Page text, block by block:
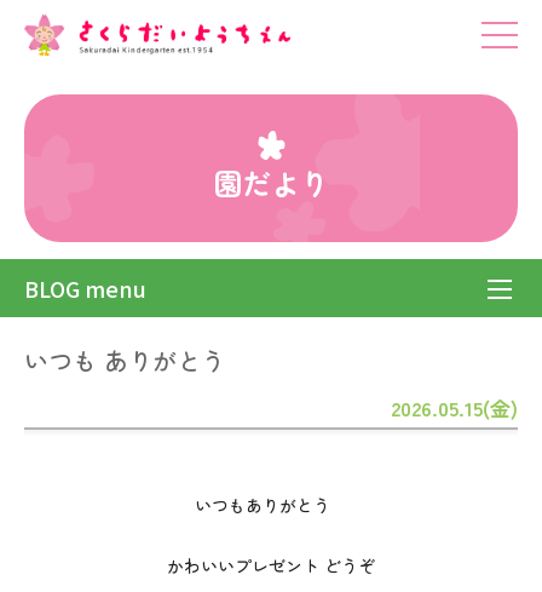
園だより
BLOG menu
いつも ありがとう
2026.05.15(金)
いつもありがとう
かわいいプレゼント どうぞ